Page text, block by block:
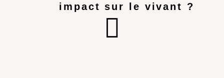
impact sur le vivant ?